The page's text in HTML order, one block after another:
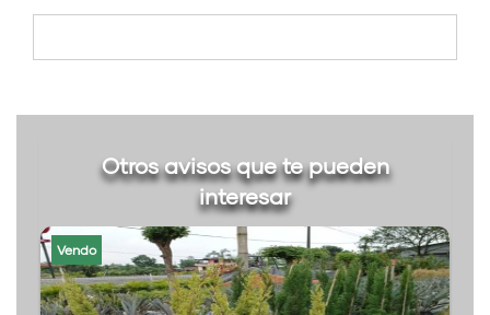
Otros avisos que te pueden
interesar
Vendo